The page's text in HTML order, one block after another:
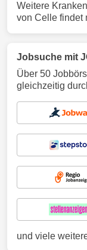
Weitere
von Celle findet
Jobsuche mit
Über 50
gleichzeitig
und viele